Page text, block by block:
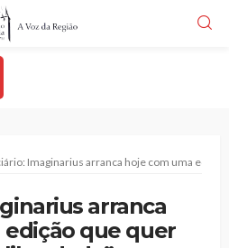
Imaginarius arranca hoje com uma
arranca
que quer